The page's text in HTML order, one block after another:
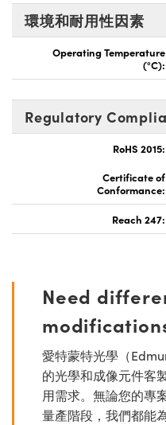
環境和耐用性因素
Operating Temperature
(°C):
Regulatory
RoHS 2015:
Certificate of
Conformance:
Reach 247:
Need
愛特蒙特光學（
的光學和成像元件客
用需求。無論您的專
量產階段，我們都能